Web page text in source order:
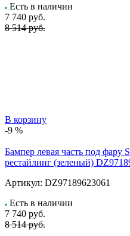
Есть в наличии
7 740 руб.
8 514 руб.
В корзину
-9 %
Бампер левая часть под
рестайлинг (зеленый)
Артикул: DZ97189623061
Есть в наличии
7 740 руб.
8 514 руб.